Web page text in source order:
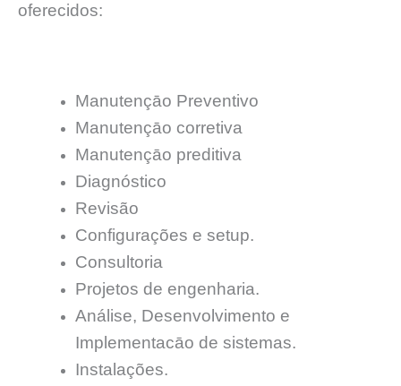
oferecidos:
Manutençāo Preventivo
Manutençāo corretiva
Manutençāo preditiva
Diagnóstico
Revisão
Configurações e setup.
Consultoria
Projetos de engenharia.
Análise, Desenvolvimento e
Implementacāo de sistemas.
Instalações.